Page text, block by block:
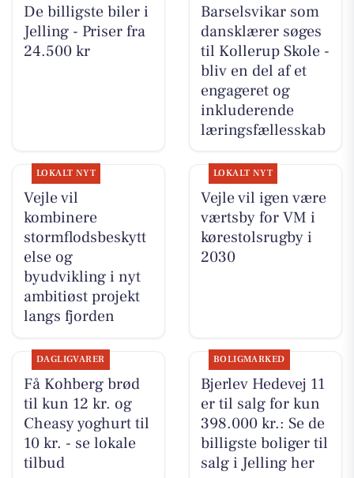
De billigste biler i
Jelling - Priser fra
24.500 kr
Barselsvikar som
dansklærer søges
til Kollerup Skole -
bliv en del af et
engageret og
inkluderende
læringsfællesskab
LOKALT NYT
Vejle vil
kombinere
stormflodsbeskytt
else og
byudvikling i nyt
ambitiøst projekt
langs fjorden
LOKALT NYT
Vejle vil igen være
værtsby for VM i
kørestolsrugby i
2030
DAGLIGVARER
Få Kohberg brød
til kun 12 kr. og
Cheasy yoghurt til
10 kr. - se lokale
tilbud
BOLIGMARKED
Bjerlev Hedevej 11
er til salg for kun
398.000 kr.: Se de
billigste boliger til
salg i Jelling her